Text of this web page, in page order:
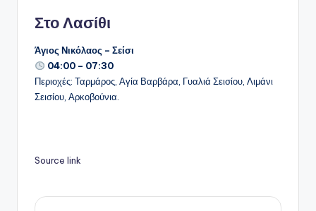
Στο Λασίθι
Άγιος Νικόλαος – Σείσι
04:00 – 07:30
Περιοχές: Ταρμάρος, Αγία Βαρβάρα, Γυαλιά Σεισίου, Λιμάνι
Σεισίου, Αρκοβούνια.
Source link